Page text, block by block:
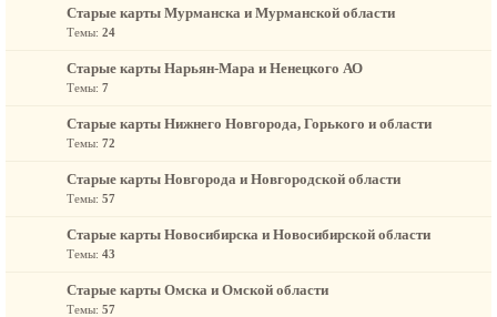
Старые карты Мурманска и Мурманской области
Темы: 24
Старые карты Нарьян-Мара и Ненецкого АО
Темы: 7
Старые карты Нижнего Новгорода, Горького и области
Темы: 72
Старые карты Новгорода и Новгородской области
Темы: 57
Старые карты Новосибирска и Новосибирской области
Темы: 43
Старые карты Омска и Омской области
Темы: 57